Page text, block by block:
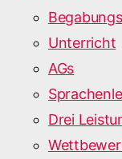
Unterricht
AGs
Drei